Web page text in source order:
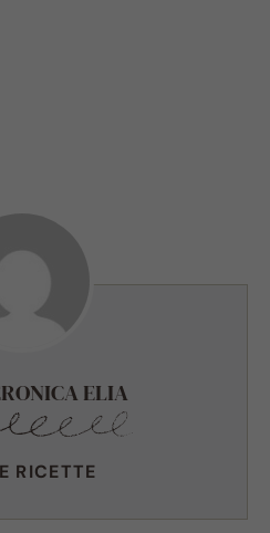
ELIA
RICETTE